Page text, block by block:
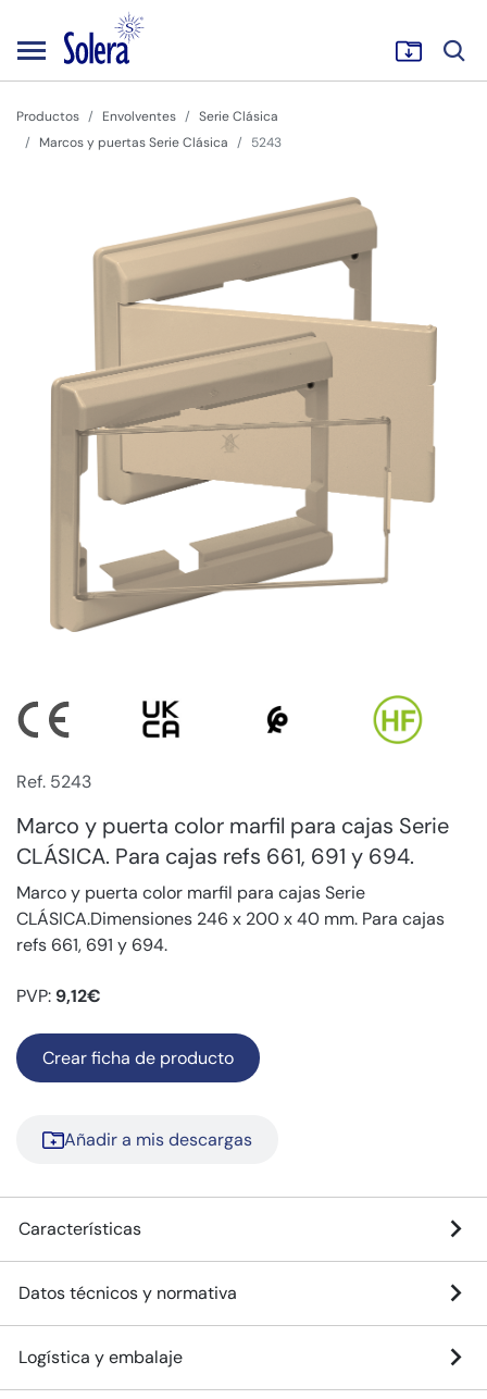
Productos Envolventes
Serie Clásica
Marcos y puertas Serie Clásica
5243
Ref. 5243
Marco y puerta color marfil para cajas Serie
CLÁSICA. Para cajas refs 661, 691 y 694.
Marco y puerta color marfil para cajas Serie
CLÁSICA.Dimensiones 246 x 200 x 40 mm. Para cajas
refs 661, 691 y 694.
PVP: 9,12€
Crear ficha de producto
Añadir a mis descargas
Características
Datos técnicos y normativa
Logística y embalaje